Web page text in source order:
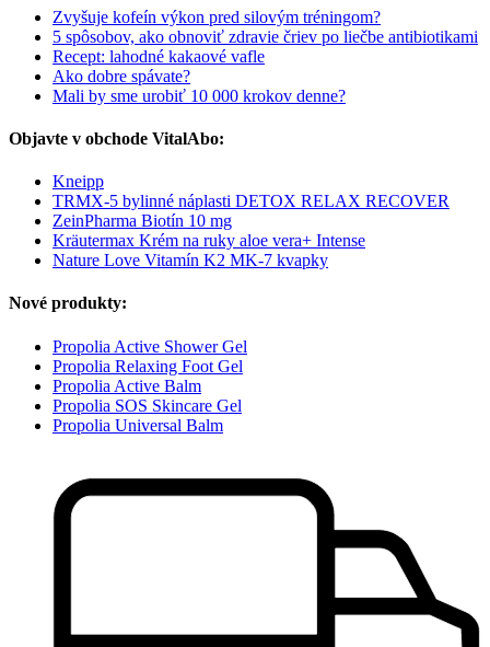
Zvyšuje kofeín výkon pred silovým tréningom?
5 spôsobov, ako obnoviť zdravie čriev po liečbe antibiotikami
Recept: lahodné kakaové vafle
Ako dobre spávate?
Mali by sme urobiť 10 000 krokov denne?
Objavte v obchode VitalAbo:
Kneipp
TRMX-5 bylinné náplasti DETOX RELAX RECOVER
ZeinPharma Biotín 10 mg
Kräutermax Krém na ruky aloe vera+ Intense
Nature Love Vitamín K2 MK-7 kvapky
Nové produkty:
Propolia Active Shower Gel
Propolia Relaxing Foot Gel
Propolia Active Balm
Propolia SOS Skincare Gel
Propolia Universal Balm